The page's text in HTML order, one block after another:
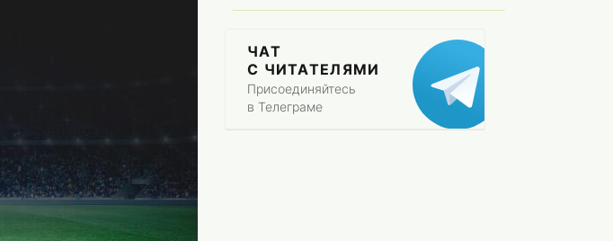
ЧАТ
С ЧИТАТЕЛЯМИ
Присоединяйтесь
в Телеграме